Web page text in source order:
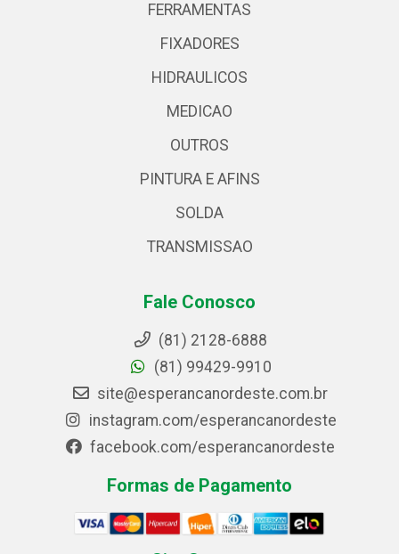
FERRAMENTAS
FIXADORES
HIDRAULICOS
MEDICAO
OUTROS
PINTURA E AFINS
SOLDA
TRANSMISSAO
Fale Conosco
(81) 2128-6888
(81) 99429-9910
site@esperancanordeste.com.br
instagram.com/esperancanordeste
facebook.com/esperancanordeste
Formas de Pagamento